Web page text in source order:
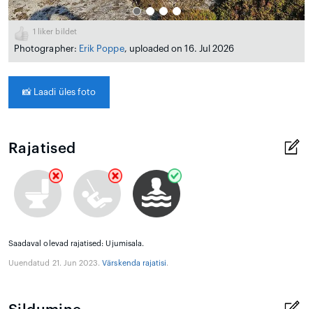
1 liker bildet
Photographer: Erik Poppe, uploaded on 16. Jul 2026
📸 Laadi üles foto
Rajatised
Saadaval olevad rajatised: Ujumisala.
Uuendatud 21. Jun 2023.Värskenda rajatisi.